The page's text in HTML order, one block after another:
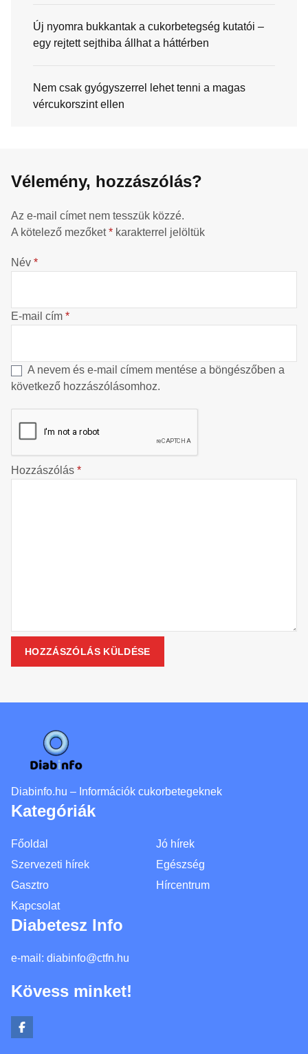
Új nyomra bukkantak a cukorbetegség kutatói –
egy rejtett sejthiba állhat a háttérben
Nem csak gyógyszerrel lehet tenni a magas
vércukorszint ellen
Vélemény, hozzászólás?
Az e-mail címet nem tesszük közzé.
A kötelező mezőket* karakterrel jelöltük
Név *
E-mail cím *
A nevem és e-mail címem mentése a böngészőben a
következő hozzászólásomhoz.
Hozzászólás *
Diabinfo.hu – Információk cukorbetegeknek
Kategóriák
Főoldal
Jó hírek
Szervezeti hírek
Egészség
Gasztro
Hírcentrum
Kapcsolat
Diabetesz Info
e-mail: diabinfo@ctfn.hu
Kövess minket!